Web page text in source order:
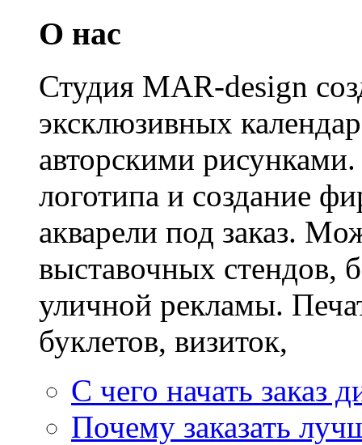
О нас
Студия MAR-design
эксклюзивных
авторскими рисунками.
логотипа и создание
акварели под заказ.
выставочных стендов,
уличной рекламы.
буклетов, визиток,
С чего начать заказ
Почему заказать